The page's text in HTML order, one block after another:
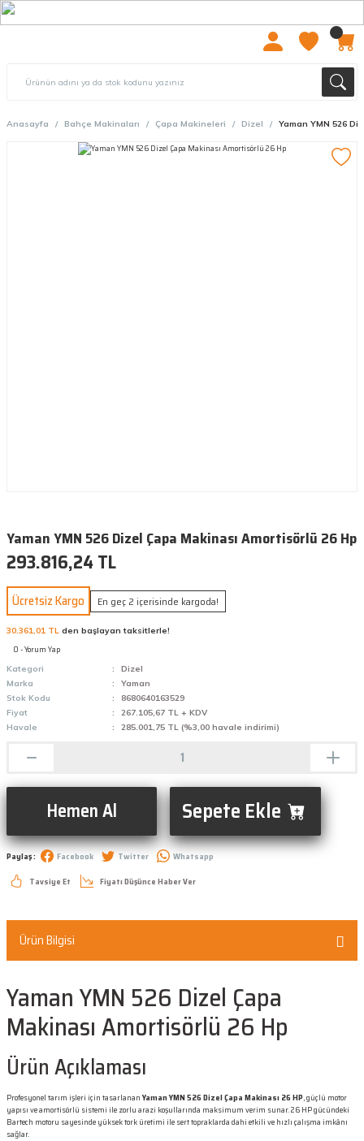
Anasayfa Bahçe Makinaları Çapa Makineleri Dizel Yaman YMN 526
Yaman YMN 526 Dizel Çapa Makinası Amortisörlü 26 Hp
293.816,24 TL
Ücretsiz Kargo En geç 2 içerisinde kargoda!
30.361,01 TL den başlayan taksitlerle!
0 - Yorum Yap
Kategori
Dizel
Marka
Yaman
Stok Kodu
8680640163529
Fiyat
267.105,67 TL + KDV
Havale
285.001,75 TL (%3,00 havale indirimi)
Hemen Al Sepete Ekle
Paylaş : Facebook Twitter
Whatsapp
Tavsiye Et
Fiyatı Düşünce Haber Ver
Ürün Bilgisi
Yaman YMN 526 Dizel Çapa
Makinası Amortisörlü 26 Hp
Ürün Açıklaması
Profesyonel tarım işleri için tasarlananYaman YMN 526 Dizel Çapa Makinası 26 HP, güçlü motor
yapısı ve amortisörlü sistemi ile zorlu arazi koşullarında maksimum verim sunar. 26 HP gücündeki
Bartech motoru sayesinde yüksek tork üretimi ile sert topraklarda dahi etkili ve hızlı çalışma imkânı
sağlar.